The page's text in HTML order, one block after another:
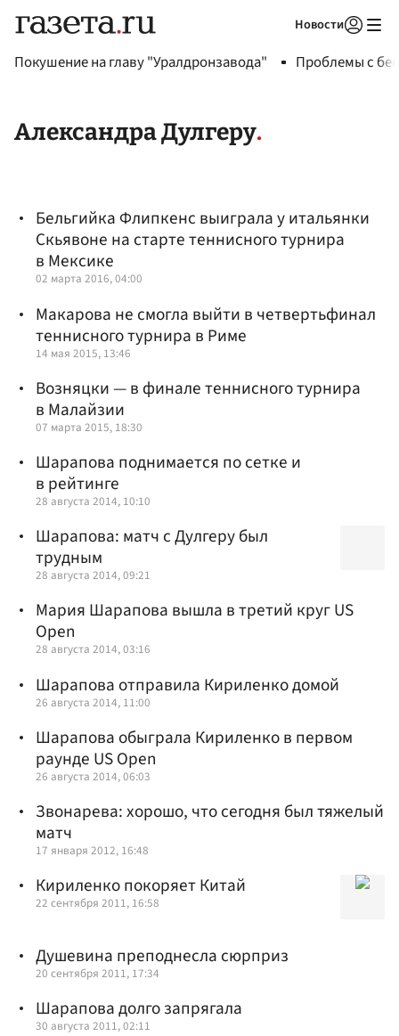
Новости
Покушение на главу "Уралдронзавода" Проблемы с
Александра Дулгеру
Бельгийка Флипкенс выиграла у итальянки
Скьявоне на старте теннисного турнира
в Мексике
02 марта 2016, 04:00
Макарова не смогла выйти в четвертьфинал
теннисного турнира в Риме
14 мая 2015, 13:46
Возняцки — в финале теннисного турнира
в Малайзии
07 марта 2015, 18:30
Шарапова поднимается по сетке и
в рейтинге
28 августа 2014, 10:10
Шарапова: матч с Дулгеру был
трудным
28 августа 2014, 09:21
Мария Шарапова вышла в третий круг US
Open
28 августа 2014, 03:16
Шарапова отправила Кириленко домой
26 августа 2014, 11:00
Шарапова обыграла Кириленко в первом
раунде US Open
26 августа 2014, 06:03
Звонарева: хорошо, что сегодня был тяжелый
матч
17 января 2012, 16:48
Кириленко покоряет Китай
22 сентября 2011, 16:58
Душевина преподнесла сюрприз
20 сентября 2011, 17:34
Шарапова долго запрягала
30 августа 2011, 02:11